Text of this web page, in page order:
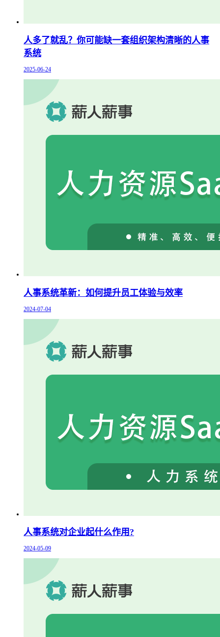
人多了就乱？你可能缺一套组织架构清晰的人事
系统
2025-06-24
人事系统革新：如何提升员工体验与效率
2024-07-04
人事系统对企业起什么作用?
2024-05-09